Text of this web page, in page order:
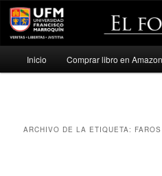
Ir
Ir
Inicio Comprar libro en Amazon
ARCHIVO DE LA ETIQUETA: FAROS